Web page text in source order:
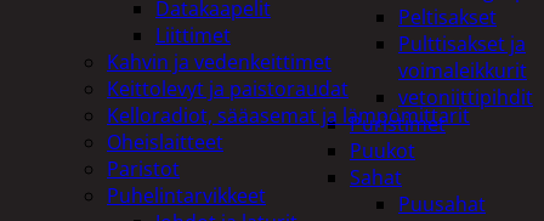
Peltisakset
Pulttisakset ja
voimaleikkurit
vetoniittipihdit
Puristimet
Puukot
Sahat
Puusahat
Datakaapelit
Liittimet
Kahvin ja vedenkeittimet
Keittolevyt ja paistoraudat
Kelloradiot, sääasemat ja lämpömittarit
Oheislaitteet
Paristot
Puhelintarvikkeet